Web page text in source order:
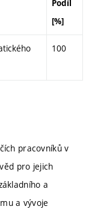
Podíl
[%]
100
pracovníků v
pro jejich
a
a vývoje